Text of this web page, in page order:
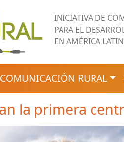
INICIATIVA DE
PARA EL
EN AMÉRICA
COMUNICACIÓN RURAL
la primera